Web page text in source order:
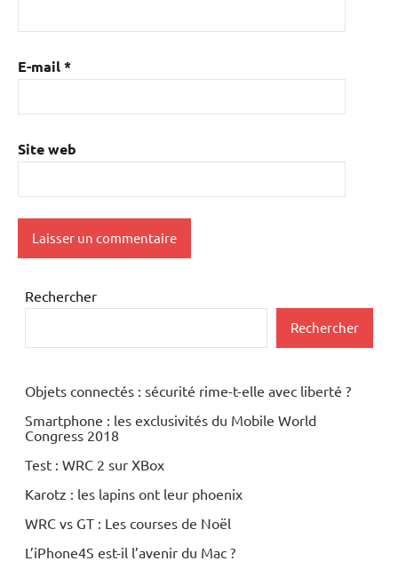
E-mail*
Site web
Rechercher
Rechercher
Objets connectés : sécurité rime-t-elle avec liberté ?
Smartphone : les exclusivités du Mobile World
Congress 2018
Test : WRC 2 sur XBox
Karotz : les lapins ont leur phoenix
WRC vs GT : Les courses de Noël
L’iPhone4S est-il l’avenir du Mac ?